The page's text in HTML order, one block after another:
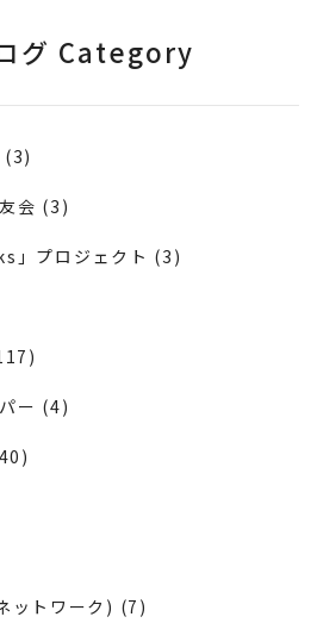
グ Category
会 (3)
」プロジェクト (3)
ー (4)
ットワーク) (7)